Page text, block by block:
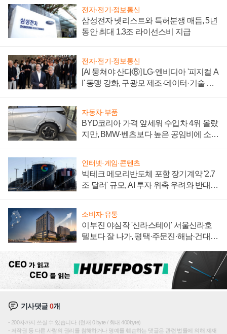
전자·전기·정보통신
삼성전자 넷리스트와 특허분쟁 매듭, 5년
동안 최대 1.3조 라이선스비 지급
전자·전기·정보통신
[AI 뭉쳐야 산다⑧] LG·엔비디아 '피지컬 A
I' 동맹 강화, 구광모 제조·데이터·기술 결
자동차·부품
BYD코리아 가격 앞세워 수입차 4위 올랐
지만, BMW·벤츠보다 높은 공임비에 소비
인터넷·게임·콘텐츠
빅테크 메모리반도체 포함 장기계약 '2.7
조 달러' 규모, AI 투자 위축 우려와 반대
소비자·유통
이부진 야심작 '신라스테이' 서울신라호
텔보다 잘 나가, 평택·주문진·해남·건대로
기사댓글0개
200자까지 쓰실 수 있습니다. (현재 0 byte / 최대 400byte)
저작권 등 다른 사람의 권리를 침해하거나 명예를 훼손하는 댓글은 관련 법률에 의해 제재